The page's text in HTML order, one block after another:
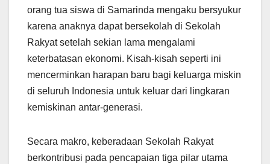
orang tua siswa di Samarinda mengaku bersyukur
karena anaknya dapat bersekolah di Sekolah
Rakyat setelah sekian lama mengalami
keterbatasan ekonomi. Kisah-kisah seperti ini
mencerminkan harapan baru bagi keluarga miskin
di seluruh Indonesia untuk keluar dari lingkaran
kemiskinan antar-generasi.
Secara makro, keberadaan Sekolah Rakyat
berkontribusi pada pencapaian tiga pilar utama